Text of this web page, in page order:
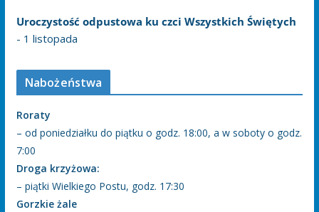
Uroczystość odpustowa ku czci Wszystkich Świętych
- 1 listopada
Nabożeństwa
Roraty
– od poniedziałku do piątku o godz. 18:00, a w soboty o godz.
7:00
Droga krzyżowa:
– piątki Wielkiego Postu, godz. 17:30
Gorzkie żale